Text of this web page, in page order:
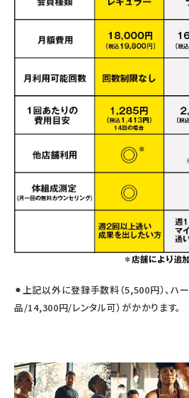
⚫︎上記以外に登録手数料（5,500円）、ハ
品/14,300円/レンタル可）がかかります。